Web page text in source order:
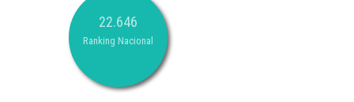
22.646
Ranking Nacional